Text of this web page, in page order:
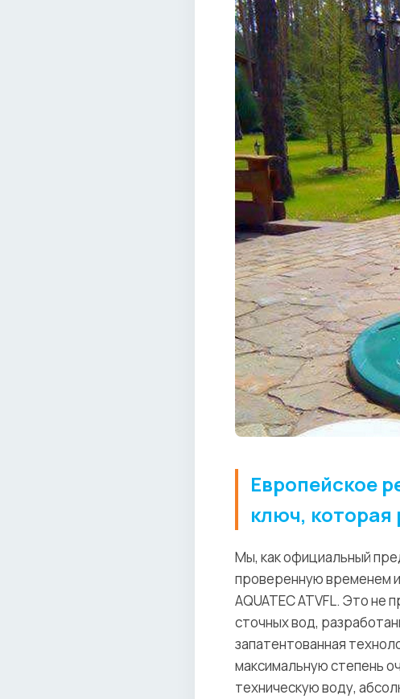
Европейское
ключ, которая
Мы, как официальный
проверенную временем
AQUATEC ATVFL. Это не
сточных вод,
запатентованная
максимальную степень
техническую воду,